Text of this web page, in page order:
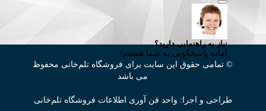
© تمامی حقوق این سایت برای فروشگاه تلم‌خانی محفوظ
می باشد
طراحی و اجرا: واحد فن آوری اطلاعات فروشگاه تلم‌خانی